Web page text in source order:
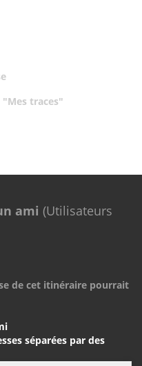
traces"
ami (Utilisateurs
de cet itinéraire pourrait
séparées par des